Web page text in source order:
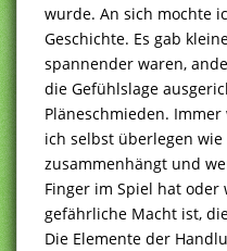
wurde. An sich mochte
Geschichte. Es gab
spannender waren,
die Gefühlslage
Pläneschmieden.
ich selbst überlegen
zusammenhängt und
Finger im Spiel hat
gefährliche Macht ist,
Die Elemente der